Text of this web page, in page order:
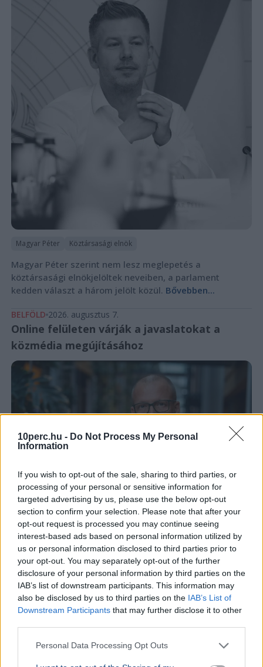
10perc.hu - Do Not Process My Personal
Information
If you wish to opt-out of the sale, sharing to third parties, or
processing of your personal or sensitive information for
targeted advertising by us, please use the below opt-out
section to confirm your selection. Please note that after your
opt-out request is processed you may continue seeing
interest-based ads based on personal information utilized by
us or personal information disclosed to third parties prior to
your opt-out. You may separately opt-out of the further
disclosure of your personal information by third parties on the
IAB’s list of downstream participants. This information may
also be disclosed by us to third parties on the IAB’s List of
Downstream Participants that may further disclose it to other
Personal Data Processing Opt Outs
Magyar Péter Köztársasági elnök
Magyar Péter szerint nem lesz meglepetés a
köztársasági elnökjelöltek neveiben, a parlament
kedden választ a három jelölt közül. Bővebben...
BELFÖLD 2026. augusztus 7.
Online felületen várják a javaslatokat a
közmédia megújításához
Tarr Zoltán Közmédia
Tarr Zoltán szerint zajlik a közmédia átvilágítása, a
végleges vezetőt pedig nyílt, átlátható pályázaton
választják majd ki.Bővebben...